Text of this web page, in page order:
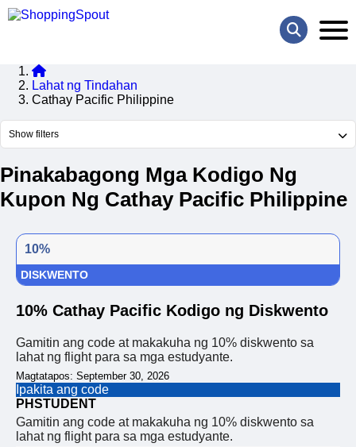
Lahat ng Tindahan
Cathay Pacific Philippine
Show filters
Pinakabagong Mga Kodigo Ng
Kupon Ng Cathay Pacific Philippine
10%
DISKWENTO
10% Cathay Pacific Kodigo ng Diskwento
Gamitin ang code at makakuha ng 10% diskwento sa
lahat ng flight para sa mga estudyante.
Magtatapos: September 30, 2026
Ipakita ang code
PHSTUDENT
Gamitin ang code at makakuha ng 10% diskwento sa
lahat ng flight para sa mga estudyante.